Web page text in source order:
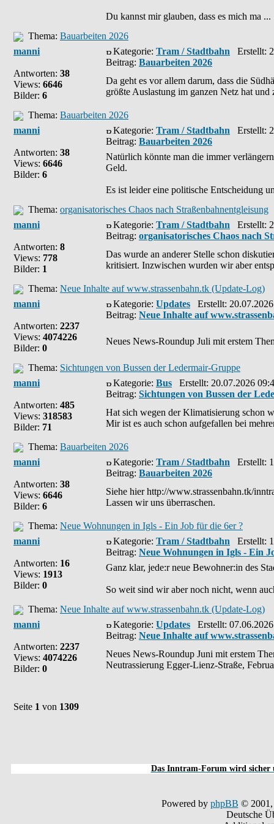
Du kannst mir glauben, dass es mich ma ...
Thema: Bauarbeiten 2026
manni
Antworten: 38
Views: 6646
Bilder: 6
Kategorie: Tram / Stadtbahn Erstellt:
Beitrag: Bauarbeiten 2026
Da geht es vor allem darum, dass die
größte Auslastung im ganzen Netz hat
Thema: Bauarbeiten 2026
manni
Antworten: 38
Views: 6646
Bilder: 6
Kategorie: Tram / Stadtbahn Erstellt:
Beitrag: Bauarbeiten 2026
Natürlich könnte man die immer
Geld.
Es ist leider eine politische Entscheidung
Thema: organisatorisches Chaos nach Straßenbahnentgleisung
manni
Antworten: 8
Views: 778
Bilder: 1
Kategorie: Tram / Stadtbahn Erstellt:
Beitrag: organisatorisches Chaos nach
Das wurde an anderer Stelle schon
kritisiert. Inzwischen wurden wir aber
Thema: Neue Inhalte auf www.strassenbahn.tk (Update-Log)
manni
Antworten: 2237
Views: 4074226
Bilder: 0
Kategorie: Updates Erstellt:
Beitrag: Neue Inhalte auf
Neues News-Roundup Juli mit erstem
Thema: Sichtungen von Bussen der Ledermair-Gruppe
manni
Antworten: 485
Views: 318583
Bilder: 71
Kategorie: Bus Erstellt: 20.07.2026
Beitrag: Sichtungen von Bussen der
Hat sich wegen der Klimatisierung schon
Mir ist es auch schon aufgefallen bei
Thema: Bauarbeiten 2026
manni
Antworten: 38
Views: 6646
Bilder: 6
Kategorie: Tram / Stadtbahn Erstellt:
Beitrag: Bauarbeiten 2026
Siehe hier http://www.strassenbahn.tk/
Lassen wir uns überraschen.
Thema: Neue Wohnungen in Igls - Ein Job für die 6er ?
manni
Antworten: 16
Views: 1913
Bilder: 0
Kategorie: Tram / Stadtbahn Erstellt:
Beitrag: Neue Wohnungen in Igls - Ein
Ganz klar, jede:r neue Bewohner:in des
So weit sind wir aber noch nicht, wenn
Thema: Neue Inhalte auf www.strassenbahn.tk (Update-Log)
manni
Antworten: 2237
Views: 4074226
Bilder: 0
Kategorie: Updates Erstellt:
Beitrag: Neue Inhalte auf
Neues News-Roundup Juni mit erstem
Neutrassierung Egger-Lienz-Straße,
Seite 1 von 1309
Das Inntram-Forum wird sicher
Powered by phpBB © 2001,
Deutsche